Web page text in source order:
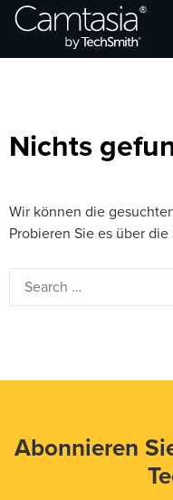
Direkt
zumBrowse Categories
Nichts
Wir können die
Probieren Sie es über
Abonnieren